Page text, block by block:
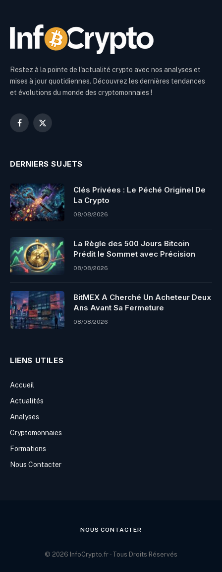
Restez à la pointe de l'actualité crypto avec nos analyses et
mises à jour quotidiennes. Découvrez les dernières tendances
et évolutions du monde des cryptomonnaies !
Facebook
X
DERNIERS SUJETS
Clés Privées : Le Péché Originel De
La Crypto
08/08/2026
La Règle des 500 Jours Bitcoin
Prédit le Sommet avec Précision
08/08/2026
BitMEX A Cherché Un Acheteur Deux
Ans Avant Sa Fermeture
08/08/2026
LIENS UTILES
Accueil
Actualités
Analyses
Cryptomonnaies
Formations
Nous Contacter
NOUS CONTACTER
© 2026 InfoCrypto.fr - Tous Droits Réservés